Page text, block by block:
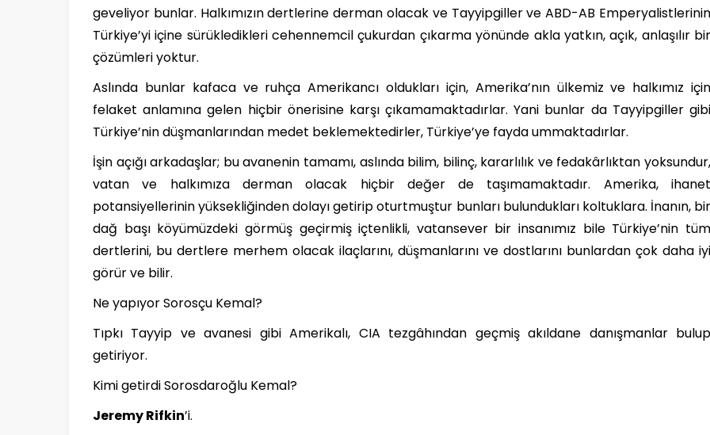
geveliyor bunlar. Halkımızın dertlerine derman olacak ve Tayyipgiller ve ABD-AB Emperyalistlerinin
Türkiye’yi içine sürükledikleri cehennemcil çukurdan çıkarma yönünde akla yatkın, açık, anlaşılır bir
çözümleri yoktur.
Aslında bunlar kafaca ve ruhça Amerikancı oldukları için, Amerika’nın ülkemiz ve halkımız için
felaket anlamına gelen hiçbir önerisine karşı çıkamamaktadırlar. Yani bunlar da Tayyipgiller gibi
Türkiye’nin düşmanlarından medet beklemektedirler, Türkiye’ye fayda ummaktadırlar.
İşin açığı arkadaşlar; bu avanenin tamamı, aslında bilim, bilinç, kararlılık ve fedakârlıktan yoksundur,
vatan ve halkımıza derman olacak hiçbir değer de taşımamaktadır. Amerika, ihanet
potansiyellerinin yüksekliğinden dolayı getirip oturtmuştur bunları bulundukları koltuklara. İnanın, bir
dağ başı köyümüzdeki görmüş geçirmiş içtenlikli, vatansever bir insanımız bile Türkiye’nin tüm
dertlerini, bu dertlere merhem olacak ilaçlarını, düşmanlarını ve dostlarını bunlardan çok daha iyi
görür ve bilir.
Ne yapıyor Sorosçu Kemal?
Tıpkı Tayyip ve avanesi gibi Amerikalı, CIA tezgâhından geçmiş akıldane danışmanlar bulup
getiriyor.
Kimi getirdi Sorosdaroğlu Kemal?
Jeremy Rifkin’i.